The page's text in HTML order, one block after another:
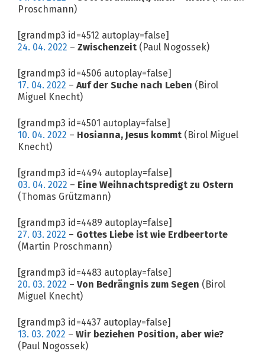
Proschmann)
[grandmp3 id=4512 autoplay=false]
24. 04. 2022 – Zwischenzeit (Paul Nogossek)
[grandmp3 id=4506 autoplay=false]
17. 04. 2022 – Auf der Suche nach Leben (Birol
Miguel Knecht)
[grandmp3 id=4501 autoplay=false]
10. 04. 2022 – Hosianna, Jesus kommt (Birol Miguel
Knecht)
[grandmp3 id=4494 autoplay=false]
03. 04. 2022 – Eine Weihnachtspredigt zu Ostern
(Thomas Grützmann)
[grandmp3 id=4489 autoplay=false]
27. 03. 2022 – Gottes Liebe ist wie Erdbeertorte
(Martin Proschmann)
[grandmp3 id=4483 autoplay=false]
20. 03. 2022 – Von Bedrängnis zum Segen (Birol
Miguel Knecht)
[grandmp3 id=4437 autoplay=false]
13. 03. 2022 – Wir beziehen Position, aber wie?
(Paul Nogossek)